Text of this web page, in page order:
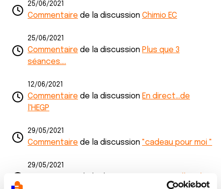
25/06/2021
Commentaire de la discussion Chimio EC
25/06/2021
Commentaire de la discussion Plus que 3
séances....
12/06/2021
Commentaire de la discussion En direct...de
l'HEGP
29/05/2021
Commentaire de la discussion "cadeau pour moi "
29/05/2021